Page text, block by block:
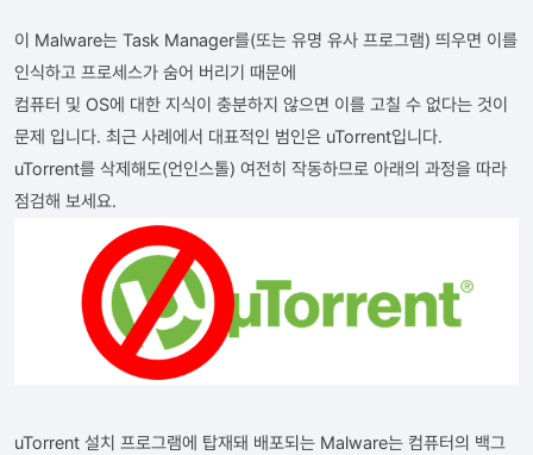
이 Malware는 Task Manager를(또는 유명 유사 프로그램) 띄우면 이를
인식하고 프로세스가 숨어 버리기 때문에
컴퓨터 및 OS에 대한 지식이 충분하지 않으면 이를 고칠 수 없다는 것이
문제 입니다. 최근 사례에서 대표적인 범인은 uTorrent입니다.
uTorrent를 삭제해도(언인스톨) 여전히 작동하므로 아래의 과정을 따라
점검해 보세요.
uTorrent 설치 프로그램에 탑재돼 배포되는 Malware는 컴퓨터의 백그